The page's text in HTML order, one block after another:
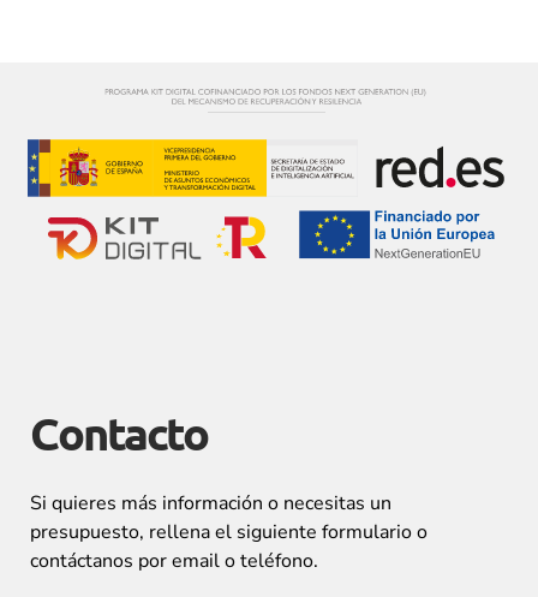
Contacto
Si quieres más información o necesitas un
presupuesto, rellena el siguiente formulario o
contáctanos por email o teléfono.